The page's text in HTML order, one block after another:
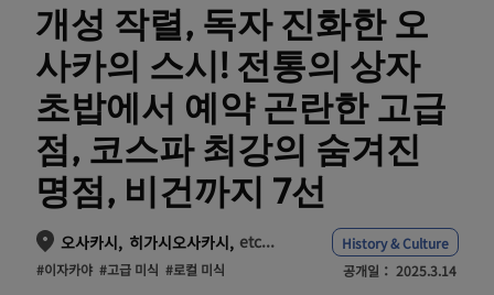
개성 작렬, 독자 진화한 오
사카의 스시! 전통의 상자
초밥에서 예약 곤란한 고급
점, 코스파 최강의 숨겨진
명점, 비건까지 7선
오사카시 히가시오사카시 etc...
History & Culture
#이자카야 #고급 미식 #로컬 미식 공개일： 2025.3.14